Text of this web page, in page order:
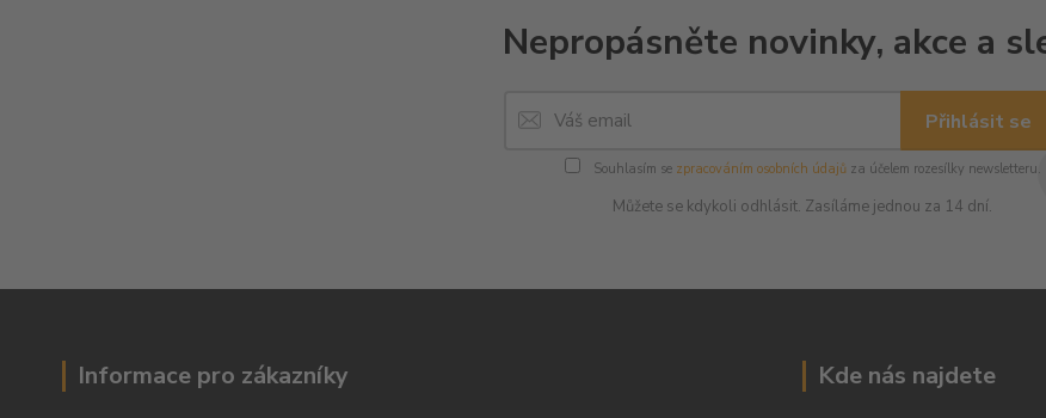
Nepropásněte novinky, akce a
Přihlásit se
Souhlasím se zpracováním osobních údajůza účelem rozesílky newsletteru.
Můžete se kdykoli odhlásit. Zasíláme jednou za 14 dní.
Informace pro zákazníky Kde nás najdete